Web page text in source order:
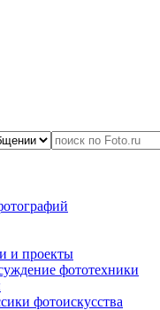
и проекты
фототехники
фотоискусства